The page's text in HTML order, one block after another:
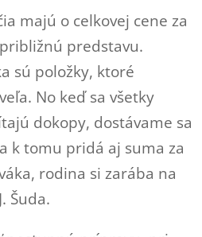
majú o celkovej cene za
predstavu.
sú položky, ktoré
No keď sa všetky
dokopy, dostávame sa
k tomu pridá aj suma za
rodina si zarába na
Šuda.